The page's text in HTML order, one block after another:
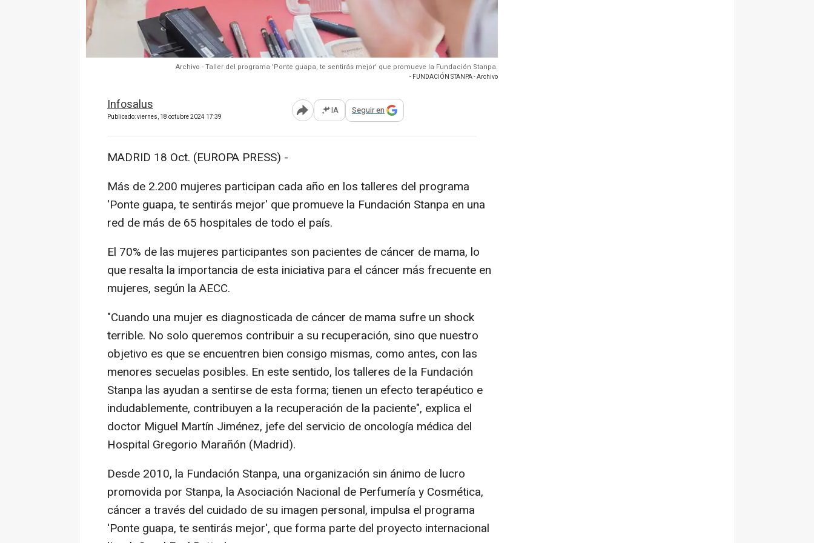
Archivo - Taller del programa 'Ponte guapa, te sentirás mejor' que promueve la Fundación Stanpa.
- FUNDACIÓN STANPA - Archivo
Infosalus
Publicado: viernes, 18 octubre 2024 17:39 Abrir opciones para compartir
IA Seguir en
MADRID 18 Oct. (EUROPA PRESS) -
Más de 2.200 mujeres participan cada año en los talleres del programa
'Ponte guapa, te sentirás mejor' que promueve la Fundación Stanpa en una
red de más de 65 hospitales de todo el país.
El 70% de las mujeres participantes son pacientes de cáncer de mama, lo
que resalta la importancia de esta iniciativa para el cáncer más frecuente en
mujeres, según la AECC.
"Cuando una mujer es diagnosticada de cáncer de mama sufre un shock
terrible. No solo queremos contribuir a su recuperación, sino que nuestro
objetivo es que se encuentren bien consigo mismas, como antes, con las
menores secuelas posibles. En este sentido, los talleres de la Fundación
Stanpa las ayudan a sentirse de esta forma; tienen un efecto terapéutico e
indudablemente, contribuyen a la recuperación de la paciente", explica el
doctor Miguel Martín Jiménez, jefe del servicio de oncología médica del
Hospital Gregorio Marañón (Madrid).
Desde 2010, la Fundación Stanpa, una organización sin ánimo de lucro
promovida por Stanpa, la Asociación Nacional de Perfumería y Cosmética,
cáncer a través del cuidado de su imagen personal, impulsa el programa
'Ponte guapa, te sentirás mejor', que forma parte del proyecto internacional